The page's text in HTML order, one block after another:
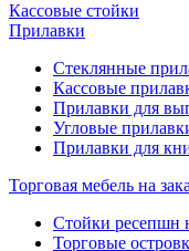
Кассовые стойки
Прилавки
Стеклянные
Кассовые
Прилавки для
Угловые
Прилавки для
Торговая мебель на
Стойки ресепшн
Торговые